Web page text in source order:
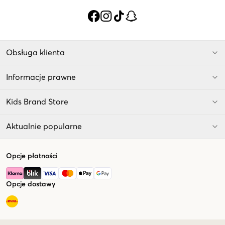
Obsługa klienta
Informacje prawne
Kids Brand Store
Aktualnie popularne
Opcje płatności
Opcje dostawy